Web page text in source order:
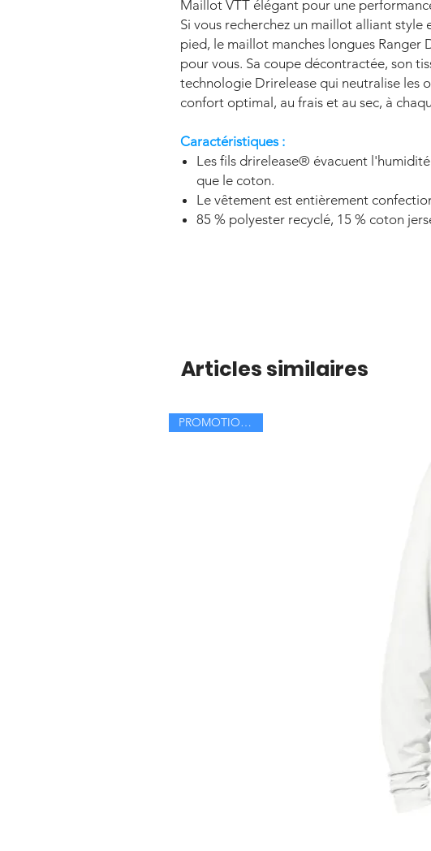
Maillot VTT élégant pour une
Si vous recherchez un maillot alliant
pied, le maillot manches longues Ranger
pour vous. Sa coupe décontractée, son
technologie Drirelease qui neutralise les
confort optimal, au frais et au sec, à
Caractéristiques :
Les fils drirelease® évacuent
que le coton.
Le vêtement est entièrement
85 % polyester recyclé, 15 % coton
Articles similaires
PROMOTION -30%